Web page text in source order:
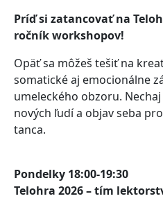
Príď si zatancovať na
ročník workshopov!
Opäť sa môžeš tešiť na
somatické aj emocionálne
umeleckého obzoru.
nových ľudí a objav seba
tanca.
Pondelky 18:00-19:30
Telohra 2026 – tím